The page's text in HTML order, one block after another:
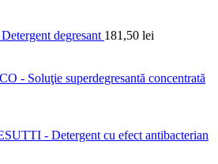
degresant 181,50 lei
- Soluţie superdegresantă concentrată
- Detergent cu efect antibacterian